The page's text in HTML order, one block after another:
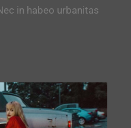
in habeo urbanitas